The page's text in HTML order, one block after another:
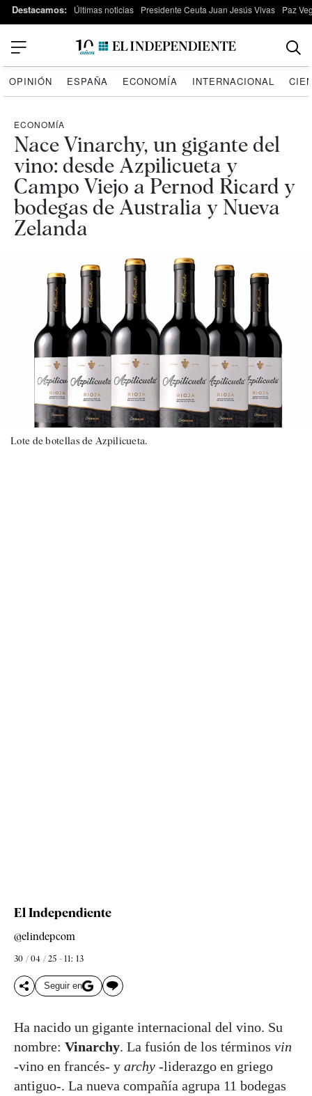
Destacamos: Últimas noticias Presidente Ceuta Juan Jesús Vivas Paz
OPINIÓN ESPAÑA ECONOMÍA INTERNACIONAL
ECONOMÍA
Nace Vinarchy, un gigante del
vino: desde Azpilicueta y
Campo Viejo a Pernod Ricard y
bodegas de Australia y Nueva
Zelanda
Lote de botellas de Azpilicueta.
El Independiente
@elindepcom
30 / 04 / 25 - 11: 13
Seguir en
Ha nacido un gigante internacional del vino. Su
nombre: Vinarchy. La fusión de los términos vin
-vino en francés- y archy -liderazgo en griego
antiguo-. La nueva compañía agrupa 11 bodegas